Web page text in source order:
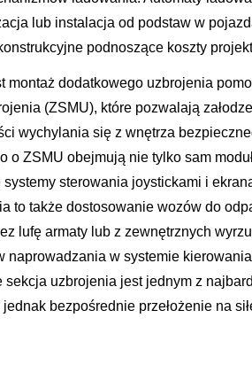
lub instalacja od podstaw w
podnoszące koszty
montaż dodatkowego uzbrojenia
(ZSMU), które pozwalają
wychylania się z wnętrza
o ZSMU obejmują nie tylko sam
sterowania joystickami i
to także dostosowanie wozów do
lufę armaty lub z zewnętrznych
naprowadzania w systemie
sekcja uzbrojenia jest jednym z
bezpośrednie przełożenie na